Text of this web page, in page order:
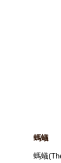
螞蟻
螞蟻